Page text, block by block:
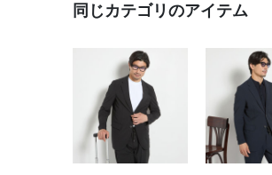
同じカテゴリのアイテム